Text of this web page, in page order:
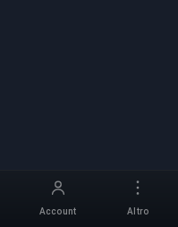
Account Altro